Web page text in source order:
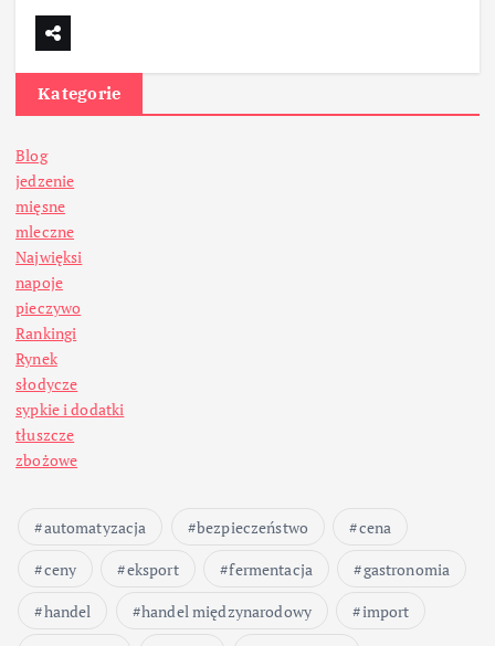
Kategorie
Blog
jedzenie
mięsne
mleczne
Najwięksi
napoje
pieczywo
Rankingi
Rynek
słodycze
sypkie i dodatki
tłuszcze
zbożowe
automatyzacja bezpieczeństwo
cena
ceny
eksport fermentacja
gastronomia
handel
handel międzynarodowy
import